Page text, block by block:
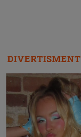
DIVERTISMENT